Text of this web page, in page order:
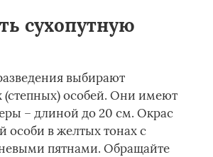
сухопутную
выбирают
(степных) особей. Они имеют
– длиной до 20 см. Окрас
особи в желтых тонах с
пятнами. Обращайте